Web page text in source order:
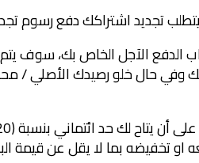
الدفع الآجل الخاص بك، سوف
حال خلو رصيدك الأصلي /
او تخفيضه بما لا يقل عن قيمة